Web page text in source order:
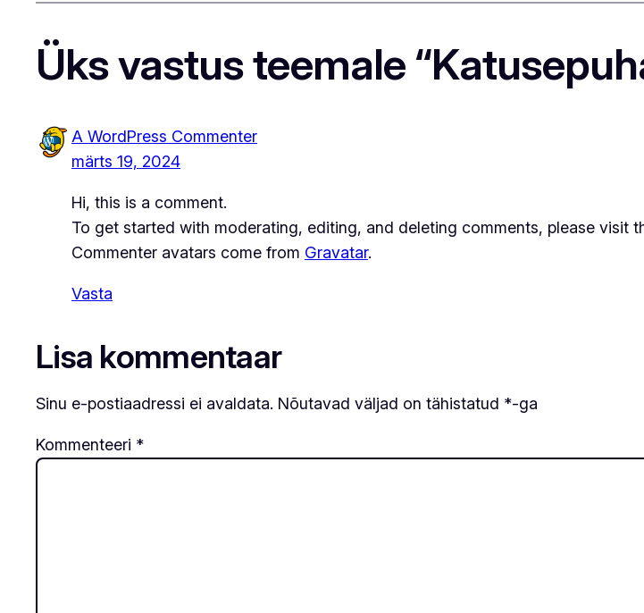
Üks vastus teemale
A WordPress Commenter
märts 19, 2024
Hi, this is a comment.
To get started with moderating, editing, and deleting comments, please visit
Commenter avatars come from Gravatar.
Vasta
Lisa kommentaar
Sinu e-postiaadressi ei avaldata. Nõutavad väljad on tähistatud *-ga
Kommenteeri *